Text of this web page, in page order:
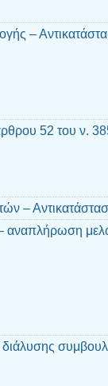
–
52 του ν.
–
αναπλήρωση